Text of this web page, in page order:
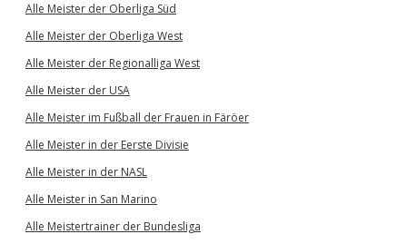
Alle Meister der Oberliga Süd
Alle Meister der Oberliga West
Alle Meister der Regionalliga West
Alle Meister der USA
Alle Meister im Fußball der Frauen in Färöer
Alle Meister in der Eerste Divisie
Alle Meister in der NASL
Alle Meister in San Marino
Alle Meistertrainer der Bundesliga